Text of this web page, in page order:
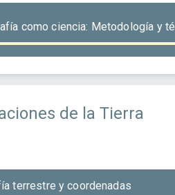
como ciencia: Metodología y
de la Tierra
terrestre y coordenadas